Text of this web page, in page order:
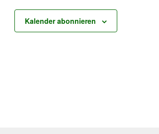
Kalender abonnieren